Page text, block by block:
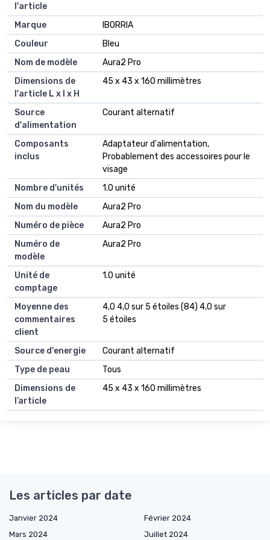
l'article
Marque
IBORRIA
Couleur
Bleu
Nom de modèle
Aura2 Pro
Dimensions de
l'article L x l x H
45 x 43 x 160 millimètres
Source
d'alimentation
Courant alternatif
Composants
inclus
Adaptateur d'alimentation,
Probablement des accessoires pour le
visage
Nombre d'unités
1.0 unité
Nom du modèle
Aura2 Pro
Numéro de pièce
Aura2 Pro
Numéro de
modèle
Aura2 Pro
Unité de
comptage
1.0 unité
Moyenne des
commentaires
client
4,0 4,0 sur 5 étoiles (84) 4,0 sur
5 étoiles
Source d'energie
Courant alternatif
Type de peau
Tous
Dimensions de
l’article
45 x 43 x 160 millimètres
Les articles par date
Janvier 2024
Février 2024
Mars 2024
Juillet 2024